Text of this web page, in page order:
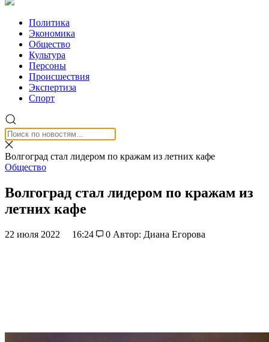
Политика
Экономика
Общество
Культура
Персоны
Происшествия
Экспертиза
Спорт
Волгоград стал лидером по кражам из летних кафе
Общество
Волгоград стал лидером по кражам из
летних кафе
22 июля 2022 16:24 0 Автор: Диана Егорова